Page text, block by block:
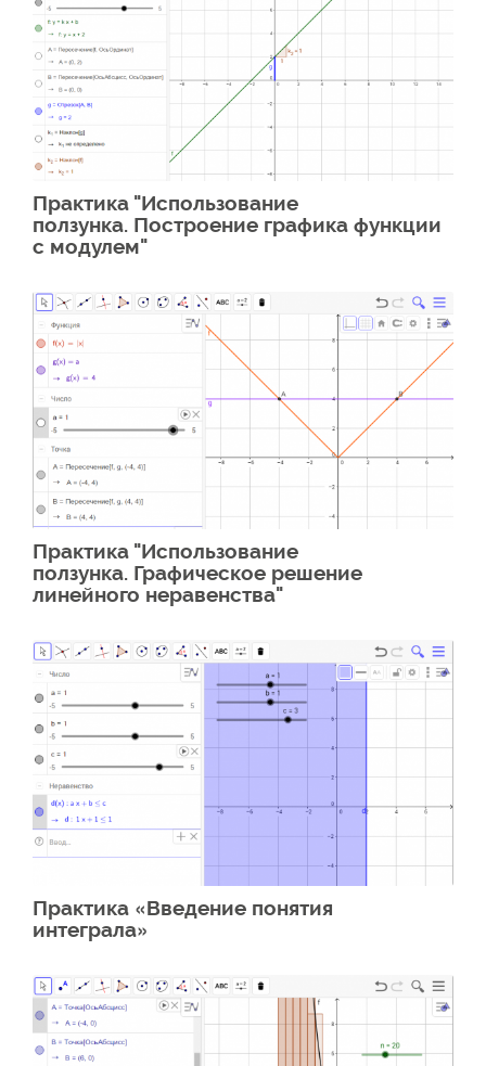
Практика "Использование
ползунка. Построение графика функции
с модулем"
Практика "Использование
ползунка. Графическое решение
линейного неравенства"
Практика «Введение понятия
интеграла»